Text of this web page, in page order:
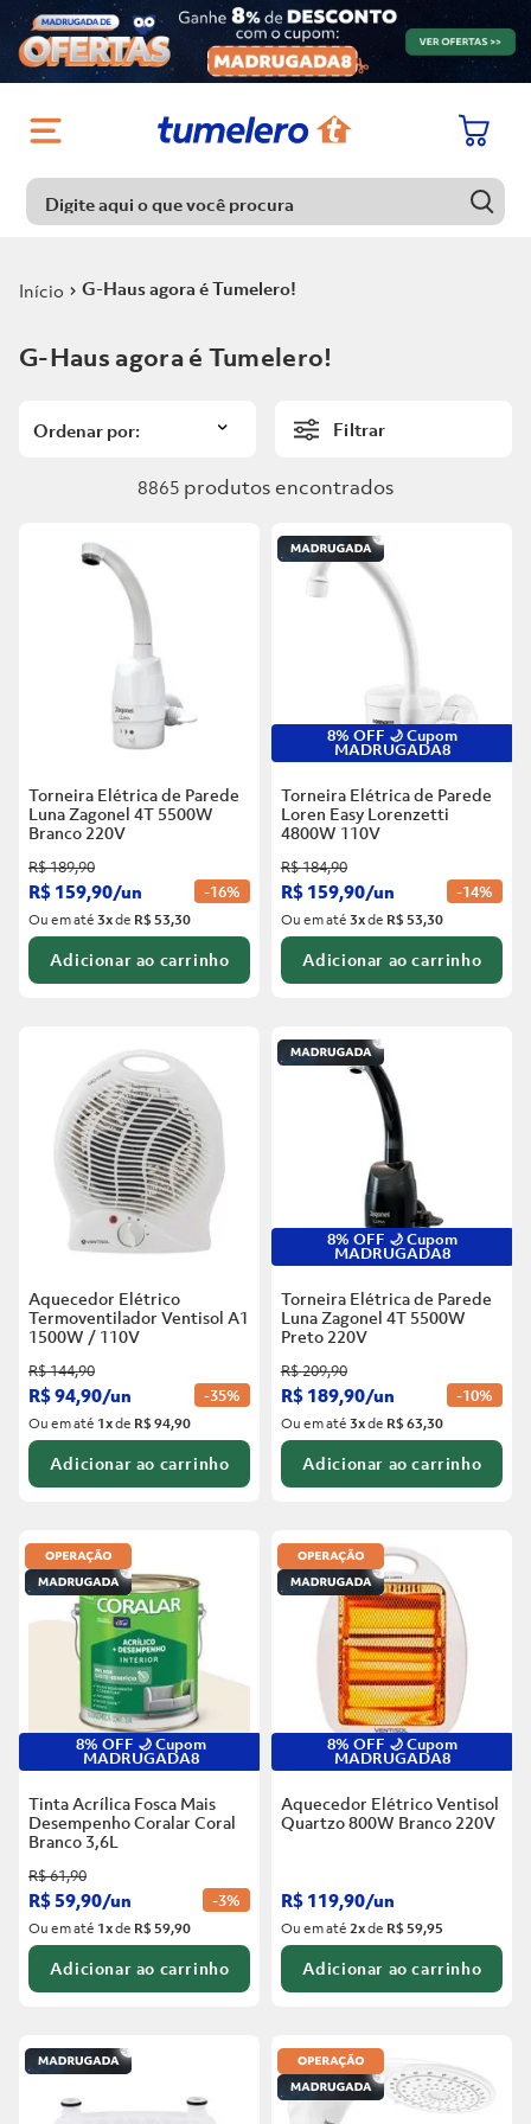
Digite aqui o que você procura
G-Haus agora é Tumelero!
G-Haus agora é Tumelero!
Filtrar
8865 produtos
Torneira Elétrica de Parede
Luna Zagonel 4T 5500W
Branco 220V
R$189,90
R$ 159,90/un -16%
Ou em até3xde R$ 53,30
Adicionar ao carrinho
8% OFF 🌙 Cupom
MADRUGADA8
Torneira Elétrica de Parede
Loren Easy Lorenzetti
4800W 110V
R$184,90
R$ 159,90/un -14%
Ou em até3xde R$ 53,30
Adicionar ao carrinho
Aquecedor Elétrico
Termoventilador Ventisol A1
1500W / 110V
R$144,90
R$94,90/un -35%
Ou em até 1xde R$ 94,90
Adicionar ao carrinho
8% OFF 🌙 Cupom
MADRUGADA8
Torneira Elétrica de Parede
Luna Zagonel 4T 5500W
Preto 220V
R$209,90
R$ 189,90/un -10%
Ou em até3xde R$ 63,30
Adicionar ao carrinho
8% OFF 🌙 Cupom
MADRUGADA8
Tinta Acrílica Fosca Mais
Desempenho Coralar Coral
Branco 3,6L
R$61,90
R$59,90/un -3%
Ou em até 1xde R$ 59,90
Adicionar ao carrinho
8% OFF 🌙 Cupom
MADRUGADA8
Aquecedor Elétrico Ventisol
Quartzo 800W Branco 220V
R$ 119,90/un
Ou em até2xde R$ 59,95
Adicionar ao carrinho
2º Chuveiro
Piso Ceramico
Telha
Forro Pvc
Janela
Termos mais buscados
2º Chuveiro
Porta
Telha
Forro Pvc
Vaso Sanitário
Rodapé
10º Janela